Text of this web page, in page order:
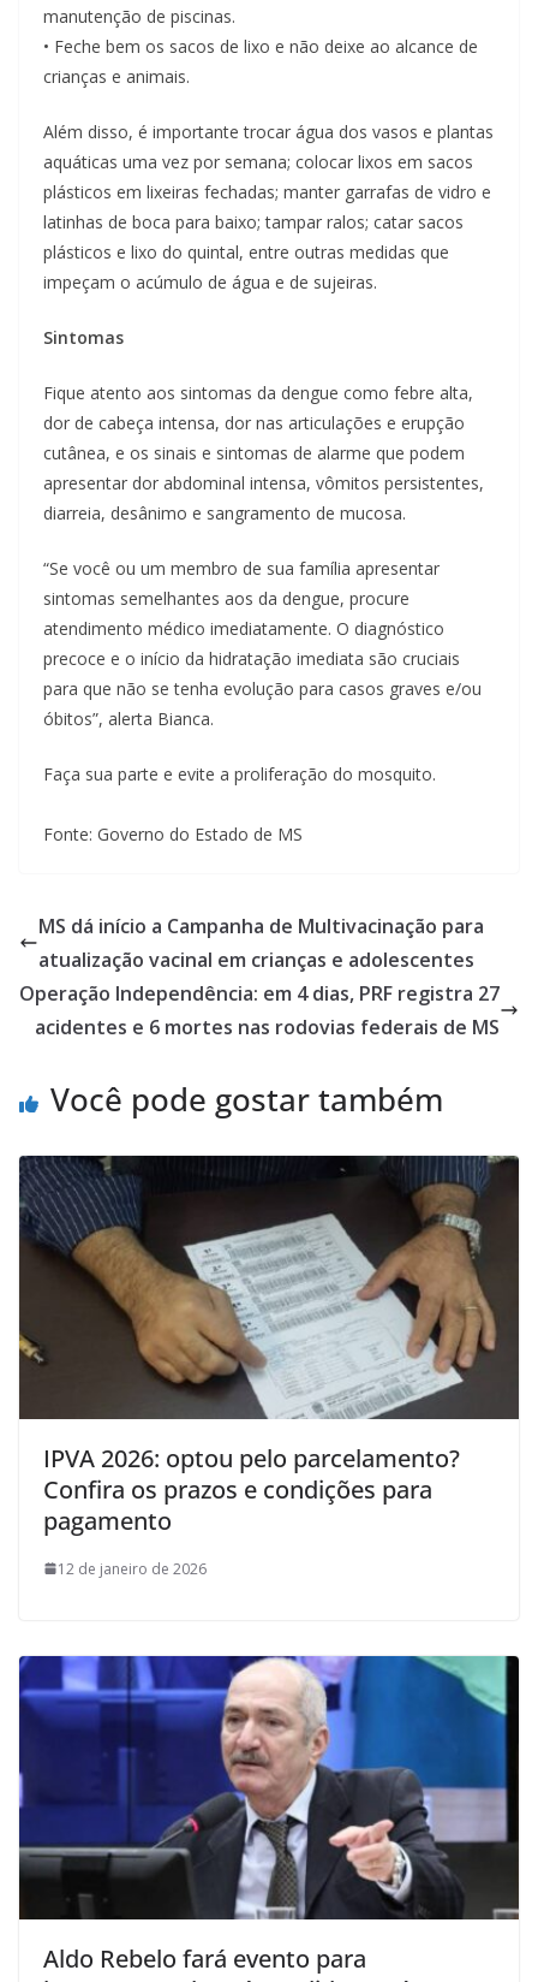
manutenção de piscinas.
• Feche bem os sacos de lixo e não deixe ao alcance de
crianças e animais.
Além disso, é importante trocar água dos vasos e plantas
aquáticas uma vez por semana; colocar lixos em sacos
plásticos em lixeiras fechadas; manter garrafas de vidro e
latinhas de boca para baixo; tampar ralos; catar sacos
plásticos e lixo do quintal, entre outras medidas que
impeçam o acúmulo de água e de sujeiras.
Sintomas
Fique atento aos sintomas da dengue como febre alta,
dor de cabeça intensa, dor nas articulações e erupção
cutânea, e os sinais e sintomas de alarme que podem
apresentar dor abdominal intensa, vômitos persistentes,
diarreia, desânimo e sangramento de mucosa.
“Se você ou um membro de sua família apresentar
sintomas semelhantes aos da dengue, procure
atendimento médico imediatamente. O diagnóstico
precoce e o início da hidratação imediata são cruciais
para que não se tenha evolução para casos graves e/ou
óbitos”, alerta Bianca.
Faça sua parte e evite a proliferação do mosquito.
Fonte: Governo do Estado de MS
MS dá início a Campanha de Multivacinação para
atualização vacinal em crianças e adolescentes
Operação Independência: em 4 dias, PRF registra 27
acidentes e 6 mortes nas rodovias federais de MS
Você pode gostar também
IPVA 2026: optou pelo parcelamento?
Confira os prazos e condições para
pagamento
12 de janeiro de 2026
Aldo Rebelo fará evento para